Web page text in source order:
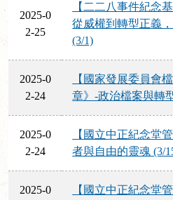
2025-0
2-25
【二二八事件紀念
從威權到轉型正義
(3/1)
2025-0
2-24
【國家發展委員會
章》-政治檔案與轉
2025-0
2-24
【國立中正紀念堂
者與自由的靈魂 (3/
2025-0
【國立中正紀念堂